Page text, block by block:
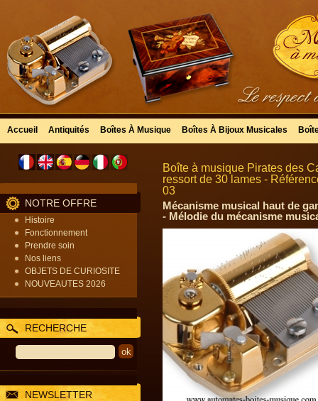
Accueil Antiquités Boîtes À Musique Boîtes À Bijoux Musicales
NOTRE OFFRE
Histoire
Fonctionnement
Prendre soin
Nos liens
OBJETS DE CURIOSITE
NOUVEAUTES 2026
RECHERCHE
NEWSLETTER
Boîte à musique Pirates des
ressort de 30 lames -
03
Mécanisme musical haut de
- Mélodie du mécanisme